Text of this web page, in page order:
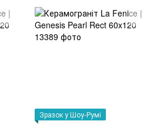
Зразок у Шоу-Румі